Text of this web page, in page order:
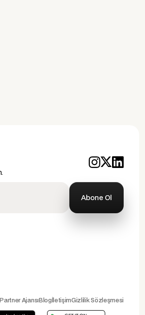
Ajansı Blog İletişimGizlilik Sözleşmesi